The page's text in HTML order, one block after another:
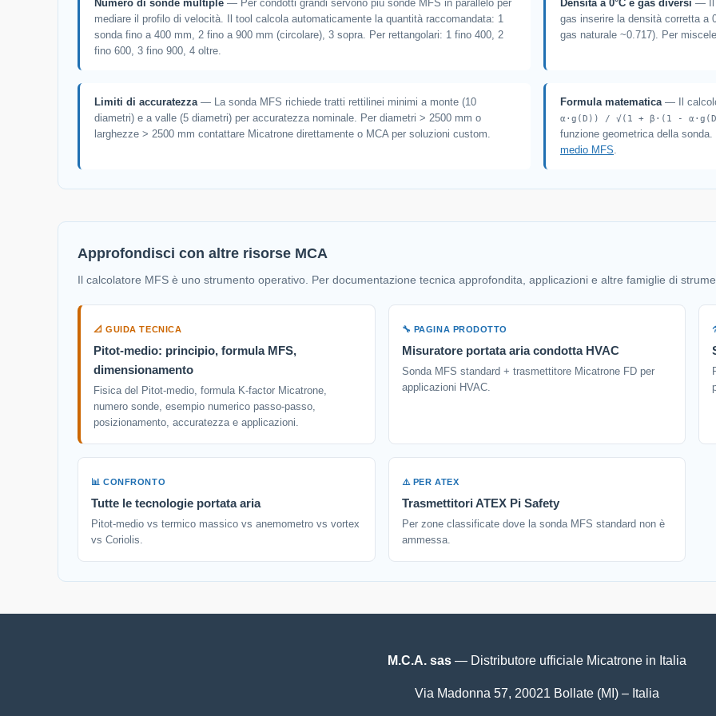
Numero di sonde multiple — Per condotti grandi servono più sonde MFS in parallelo per
mediare il profilo di velocità. Il tool calcola automaticamente la quantità raccomandata: 1
sonda fino a 400 mm, 2 fino a 900 mm (circolare), 3 sopra. Per rettangolari: 1 fino 400, 2
fino 600, 3 fino 900, 4 oltre.
Densità a 0°C e gas diversi — Il
gas inserire la densità corretta a
gas naturale ~0.717). Per
Limiti di accuratezza— La sonda MFS richiede tratti rettilinei minimi a monte (10
diametri) e a valle (5 diametri) per accuratezza nominale. Per diametri > 2500 mm o
larghezze > 2500 mm contattare Micatrone direttamente o MCA per soluzioni custom.
Formula matematica— Il
α·g(D)) / √(1 + β·(1 -
funzione geometrica della
medio MFS.
Approfondisci con altre risorse MCA
Il calcolatore MFS è uno strumento operativo. Per documentazione tecnica approfondita, applicazioni e altre famiglie di
📐 GUIDA TECNICA
Pitot-medio: principio, formula MFS,
dimensionamento
Fisica del Pitot-medio, formula K-factor Micatrone,
numero sonde, esempio numerico passo-passo,
posizionamento, accuratezza e applicazioni.
🔧 PAGINA PRODOTTO
Misuratore portata aria condotta HVAC
Sonda MFS standard + trasmettitore Micatrone FD per
applicazioni HVAC.
📊 CONFRONTO
Tutte le tecnologie portata aria
Pitot-medio vs termico massico vs anemometro vs vortex
vs Coriolis.
⚠️ PER ATEX
Trasmettitori ATEX Pi Safety
Per zone classificate dove la sonda MFS standard non è
ammessa.
M.C.A. sas — Distributore ufficiale Micatrone in Italia
Via Madonna 57, 20021 Bollate (MI) – Italia